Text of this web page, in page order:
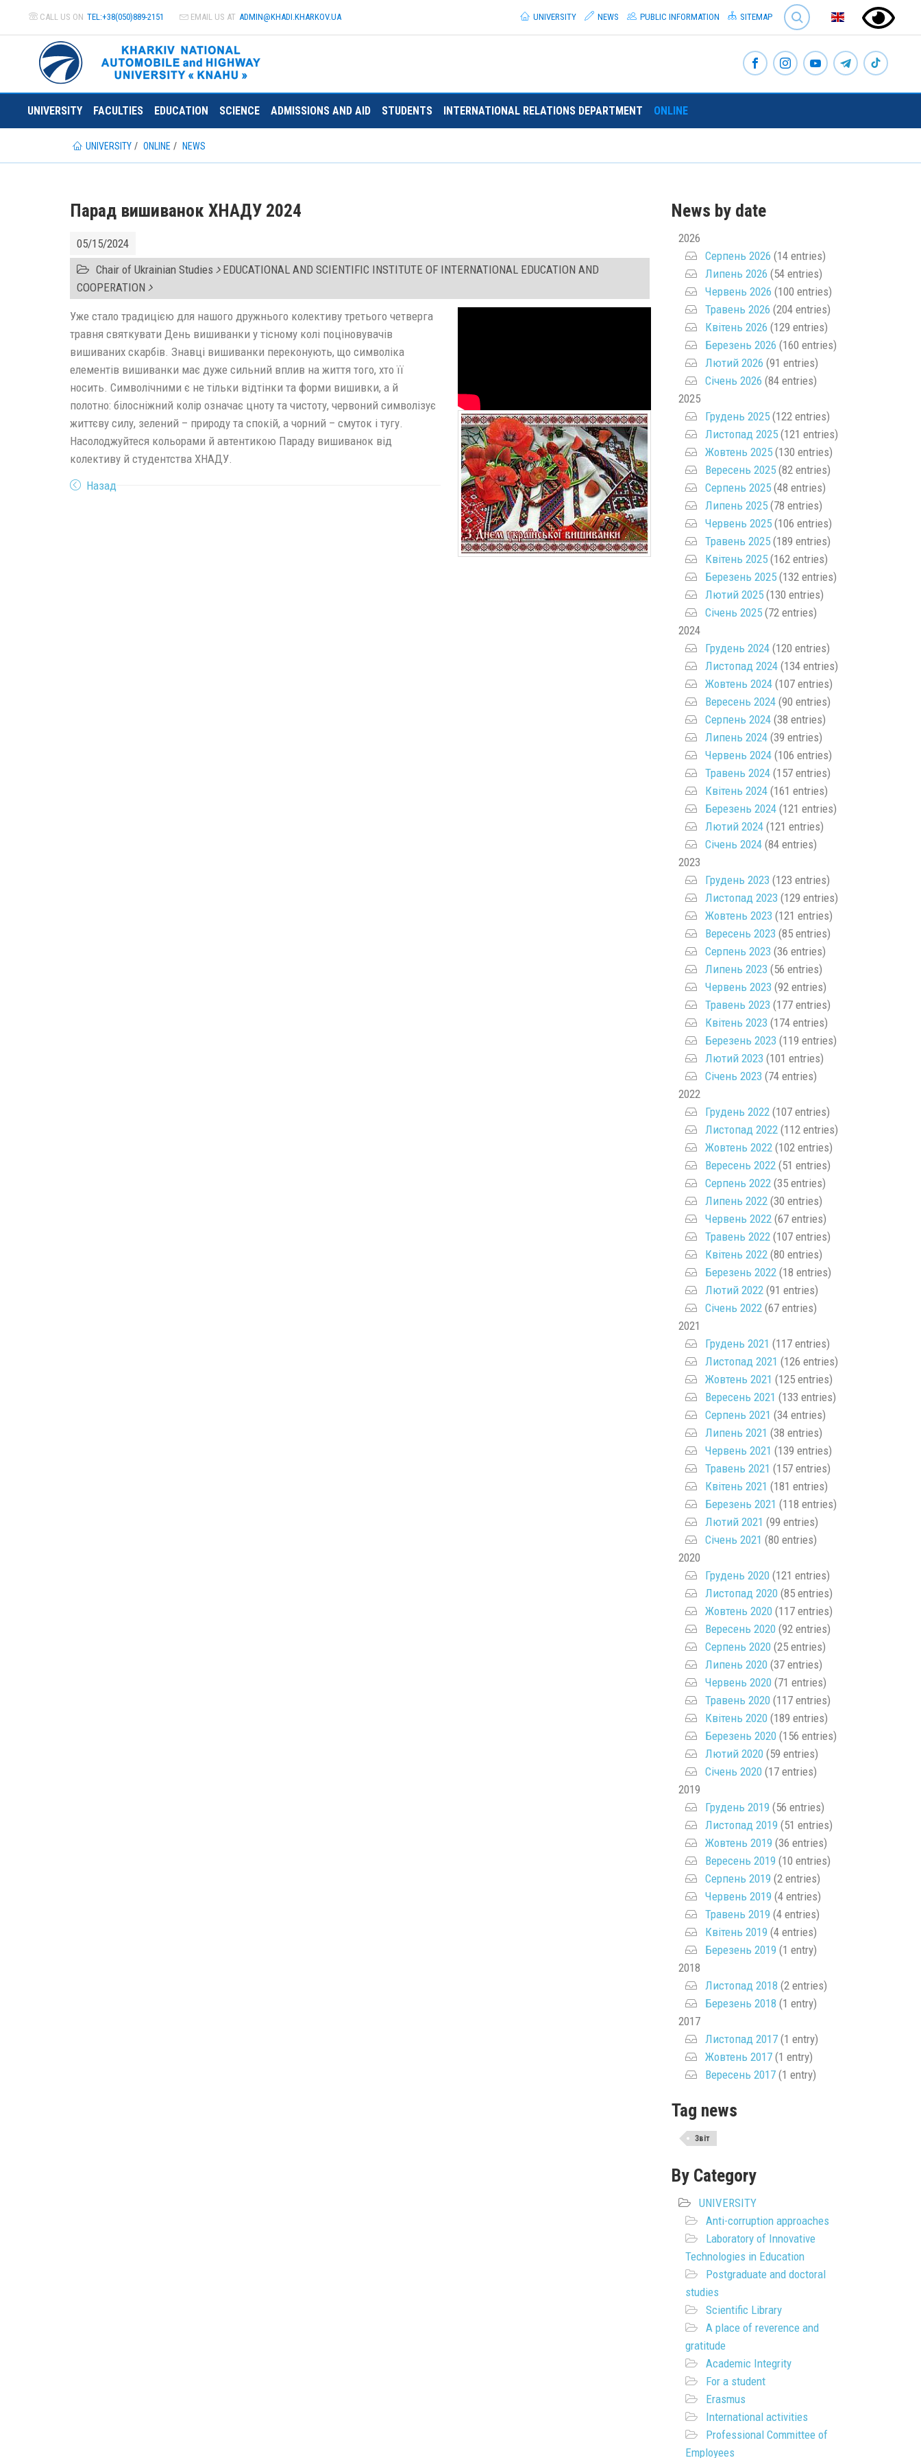
CALL US ON TEL:+38(050)889-2151 EMAIL US AT ADMIN@KHADI.KHARKOV.UA
SEARCH
UNIVERSITY
NEWS PUBLIC INFORMATION SITEMAP
UNIVERSITY FACULTIES EDUCATION SCIENCE ADMISSIONS AND AID STUDENTS INTERNATIONAL RELATIONS DEPARTMENT ONLINE
UNIVERSITY ONLINE NEWS
Парад вишиванок ХНАДУ 2024
05/15/2024
Chair of Ukrainian Studies EDUCATIONAL AND SCIENTIFIC INSTITUTE OF INTERNATIONAL EDUCATION AND
COOPERATION
Уже стало традицією для нашого дружнього колективу третього четверга
травня святкувати День вишиванки у тісному колі поціновувачів
вишиваних скарбів. Знавці вишиванки переконують, що символіка
елементів вишиванки має дуже сильний вплив на життя того, хто її
носить. Символічними є не тільки відтінки та форми вишивки, а й
полотно: білосніжний колір означає цноту та чистоту, червоний символізує
життєву силу, зелений – природу та спокій, а чорний – смуток і тугу.
Насолоджуйтеся кольорами й автентикою Параду вишиванок від
колективу й студентства ХНАДУ.
Назад
News by date
2026
Серпень 2026 (14 entries)
Липень 2026 (54 entries)
Червень 2026 (100 entries)
Травень 2026 (204 entries)
Квітень 2026 (129 entries)
Березень 2026 (160 entries)
Лютий 2026 (91 entries)
Січень 2026 (84 entries)
2025
Грудень 2025(122 entries)
Листопад 2025(121 entries)
Жовтень 2025(130 entries)
Вересень 2025(82 entries)
Серпень 2025(48 entries)
Липень 2025(78 entries)
Червень 2025(106 entries)
Травень 2025(189 entries)
Квітень 2025(162 entries)
Березень 2025(132 entries)
Лютий 2025(130 entries)
Січень 2025(72 entries)
2024
Грудень 2024(120 entries)
Листопад 2024(134 entries)
Жовтень 2024(107 entries)
Вересень 2024(90 entries)
Серпень 2024(38 entries)
Липень 2024(39 entries)
Червень 2024(106 entries)
Травень 2024(157 entries)
Квітень 2024(161 entries)
Березень 2024(121 entries)
Лютий 2024(121 entries)
Січень 2024(84 entries)
2023
Грудень 2023 (123 entries)
Листопад 2023 (129 entries)
Жовтень 2023 (121 entries)
Вересень 2023 (85 entries)
Серпень 2023 (36 entries)
Липень 2023 (56 entries)
Червень 2023 (92 entries)
Травень 2023 (177 entries)
Квітень 2023 (174 entries)
Березень 2023 (119 entries)
Лютий 2023 (101 entries)
Січень 2023 (74 entries)
2022
Грудень 2022(107 entries)
Листопад 2022(112 entries)
Жовтень 2022(102 entries)
Вересень 2022(51 entries)
Серпень 2022(35 entries)
Липень 2022(30 entries)
Червень 2022(67 entries)
Травень 2022(107 entries)
Квітень 2022(80 entries)
Березень 2022(18 entries)
Лютий 2022(91 entries)
Січень 2022(67 entries)
2021
Грудень 2021 (117 entries)
Листопад 2021 (126 entries)
Жовтень 2021 (125 entries)
Вересень 2021 (133 entries)
Серпень 2021 (34 entries)
Липень 2021 (38 entries)
Червень 2021 (139 entries)
Травень 2021 (157 entries)
Квітень 2021 (181 entries)
Березень 2021 (118 entries)
Лютий 2021 (99 entries)
Січень 2021 (80 entries)
2020
Грудень 2020(121 entries)
Листопад 2020(85 entries)
Жовтень 2020(117 entries)
Вересень 2020(92 entries)
Серпень 2020(25 entries)
Липень 2020(37 entries)
Червень 2020(71 entries)
Травень 2020(117 entries)
Квітень 2020(189 entries)
Березень 2020(156 entries)
Лютий 2020(59 entries)
Січень 2020(17 entries)
2019
Грудень 2019 (56 entries)
Листопад 2019 (51 entries)
Жовтень 2019 (36 entries)
Вересень 2019 (10 entries)
Серпень 2019 (2 entries)
Червень 2019 (4 entries)
Травень 2019 (4 entries)
Квітень 2019 (4 entries)
Березень 2019 (1 entry)
2018
Листопад 2018 (2 entries)
Березень 2018 (1 entry)
2017
Листопад 2017(1 entry)
Жовтень 2017(1 entry)
Вересень 2017(1 entry)
Tag news
Звіт
By Category
UNIVERSITY
Anti-corruption approaches
Laboratory of Innovative
Technologies in Education
Postgraduate and doctoral
studies
Scientific Library
A place of reverence and
gratitude
Academic Integrity
For a student
Erasmus
International activities
Professional Committee of
Employees